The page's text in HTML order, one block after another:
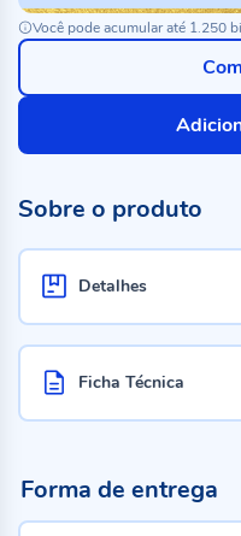
Você pode acumular até 1.250
Sobre o produto
Detalhes
Ficha Técnica
Forma de entrega